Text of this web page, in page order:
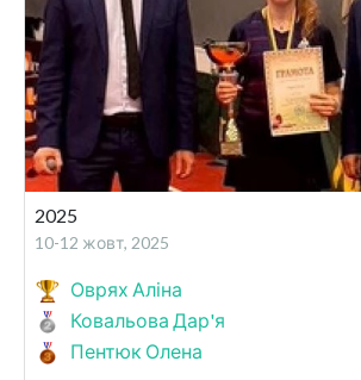
2025
10-12 жовт, 2025
Оврях Аліна
Ковальова Дар'я
Пентюк Олена